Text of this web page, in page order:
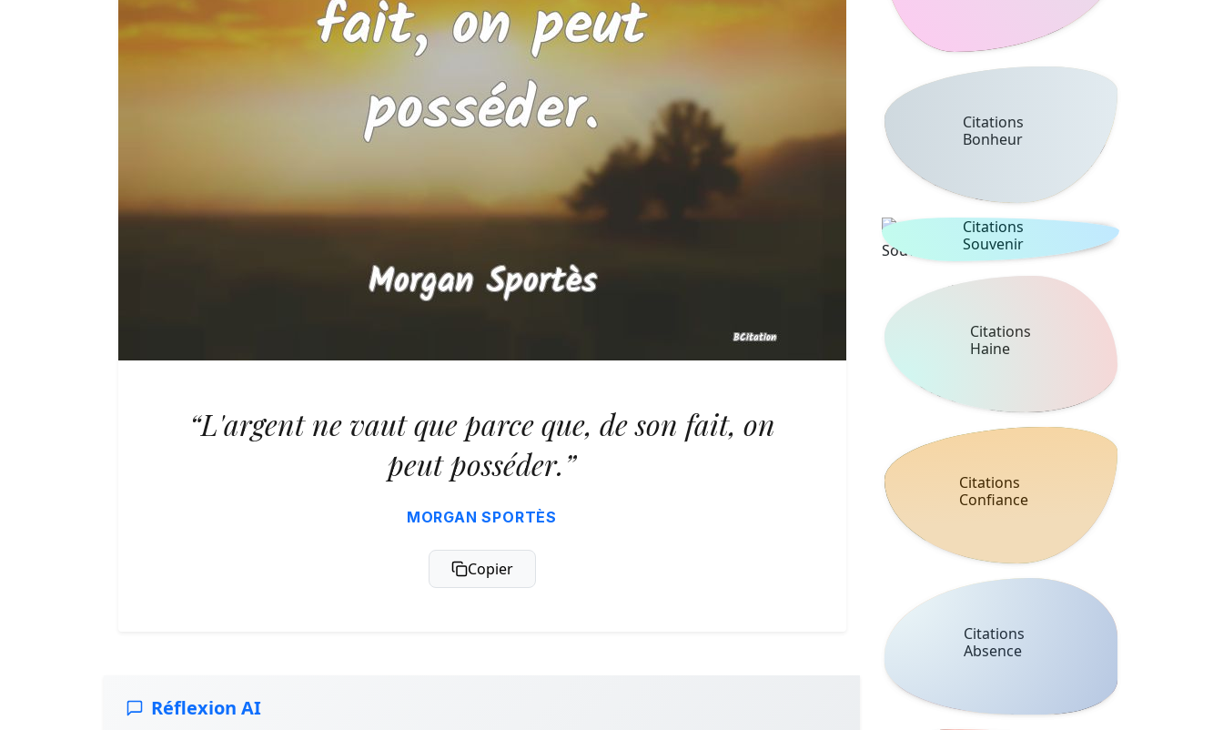
“L'argent ne vaut que parce que, de son fait, on
peut posséder.”
MORGAN SPORTÈS
Copier
Réflexion AI
Citations
Bonheur
Citations
Souvenir
Citations
Haine
Citations
Confiance
Citations
Absence